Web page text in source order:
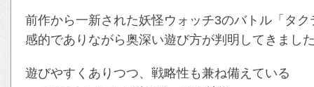
前作から一新された妖怪ウォッチ3のバトル「タ
感的でありながら奥深い遊び方が判明してきまし
遊びやすくありつつ、戦略性も兼ね備えている